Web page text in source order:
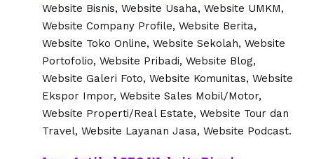
Website Bisnis, Website Usaha, Website UMKM,
Website Company Profile, Website Berita,
Website Toko Online, Website Sekolah, Website
Portofolio, Website Pribadi, Website Blog,
Website Galeri Foto, Website Komunitas, Website
Ekspor Impor, Website Sales Mobil/Motor,
Website Properti/Real Estate, Website Tour dan
Travel, Website Layanan Jasa, Website Podcast.